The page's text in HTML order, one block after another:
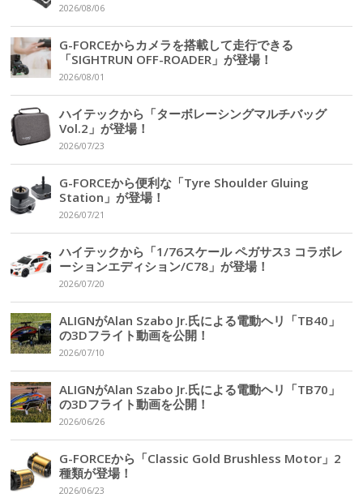
2026/08/06
G-FORCEからカメラを搭載して走行できる
「SIGHTRUN OFF-ROADER」が登場！
2026/08/01
ハイテックから「ターボレーシングマルチバッグ
Vol.2」が登場！
2026/07/23
G-FORCEから便利な「Tyre Shoulder Gluing
Station」が登場！
2026/07/21
ハイテックから「1/76スケール ペガサス3 コラボレ
ーションエディション/C78」が登場！
2026/07/20
ALIGNがAlan Szabo Jr.氏による電動ヘリ「TB40」
の3Dフライト動画を公開！
2026/07/10
ALIGNがAlan Szabo Jr.氏による電動ヘリ「TB70」
の3Dフライト動画を公開！
2026/06/26
G-FORCEから「Classic Gold Brushless Motor」2
種類が登場！
2026/06/23